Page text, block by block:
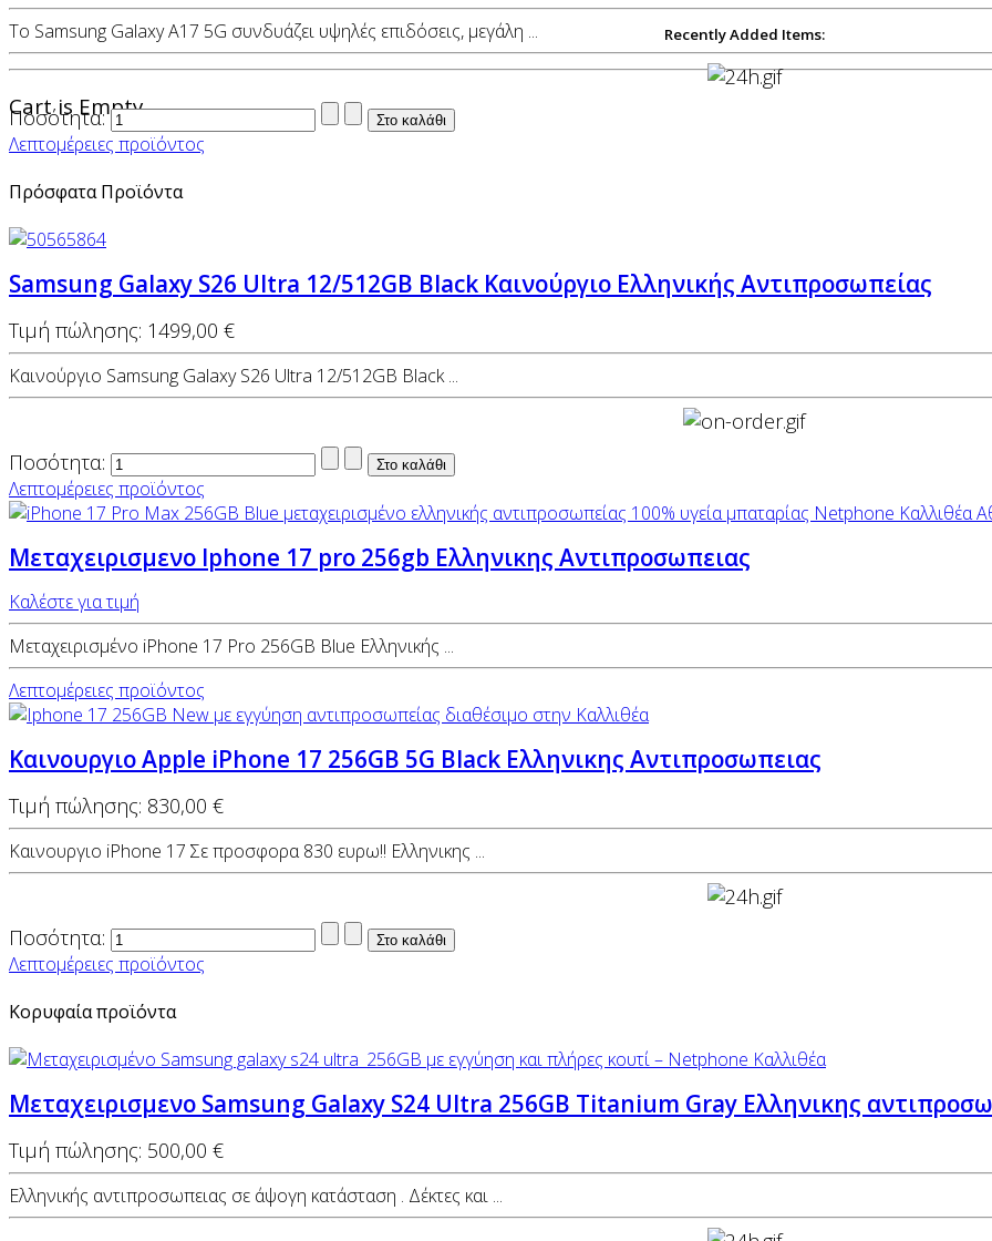
Recently Added Items:
Cart is Empty
Το Samsung Galaxy A17 5G συνδυάζει υψηλές επιδόσεις, μεγάλη ...
Ποσότητα:
Λεπτομέρειες προϊόντος
Πρόσφατα Προϊόντα
Samsung Galaxy S26 Ultra 12/512GB Black Καινούργιο Ελληνικής Αντιπροσωπείας
Τιμή πώλησης: 1499,00 €
Καινούργιο Samsung Galaxy S26 Ultra 12/512GB Black ...
Ποσότητα:
Λεπτομέρειες προϊόντος
Μεταχειρισμενο Iphone 17 pro 256gb Ελληνικης Αντιπροσωπειας
Καλέστε για τιμή
Μεταχειρισμένο iPhone 17 Pro 256GB Blue Ελληνικής ...
Λεπτομέρειες προϊόντος
Καινουργιο Apple iPhone 17 256GB 5G Black Ελληνικης Αντιπροσωπειας
Τιμή πώλησης: 830,00 €
Καινουργιο iPhone 17 Σε προσφορα 830 ευρω!! Ελληνικης ...
Ποσότητα:
Λεπτομέρειες προϊόντος
Κορυφαία προϊόντα
Μεταχειρισμενο Samsung Galaxy S24 Ultra 256GB Titanium Gray Ελληνικης
Τιμή πώλησης: 500,00 €
Ελληνικής αντιπροσωπειας σε άψογη κατάσταση . Δέκτες και ...